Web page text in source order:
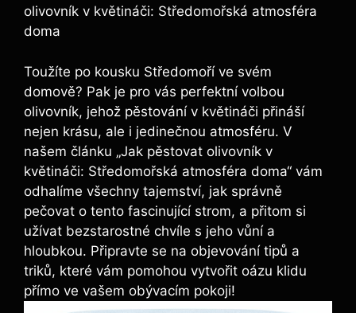
olivovník v květináči: Středomořská atmosféra
doma
Toužíte po kousku Středomoří ve svém
domově? Pak je pro vás perfektní volbou
olivovník, jehož pěstování v květináči přináší
nejen krásu, ale i jedinečnou atmosféru. V
našem článku „Jak pěstovat olivovník v
květináči: Středomořská atmosféra doma“ vám
odhalíme všechny tajemství, jak správně
pečovat o tento fascinující strom, a přitom si
užívat bezstarostné chvíle s jeho vůní a
hloubkou. Připravte se na objevování tipů a
triků, které vám pomohou vytvořit oázu klidu
přímo ve vašem obývacím pokoji!